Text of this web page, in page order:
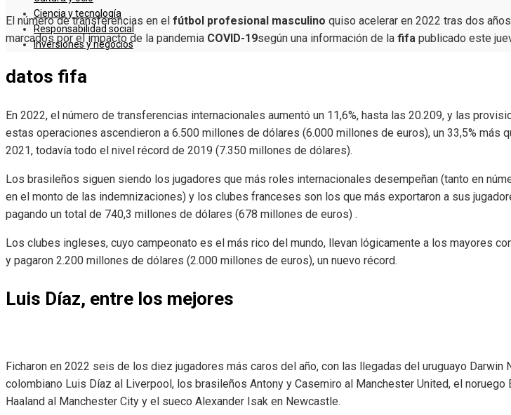
Ciencia y tecnología
Responsabilidad social
Inversiones y negocios
El número de transferencias en el fútbol profesional masculino quiso acelerar en 2022 tras dos años
marcados por el impacto de la pandemia COVID-19según una información de la fifa publicado este
datos fifa
En 2022, el número de transferencias internacionales aumentó un 11,6%, hasta las 20.209, y las
estas operaciones ascendieron a 6.500 millones de dólares (6.000 millones de euros), un 33,5% más
2021, todavía todo el nivel récord de 2019 (7.350 millones de dólares).
Los brasileños siguen siendo los jugadores que más roles internacionales desempeñan (tanto en
en el monto de las indemnizaciones) y los clubes franceses son los que más exportaron a sus
pagando un total de 740,3 millones de dólares (678 millones de euros) .
Los clubes ingleses, cuyo campeonato es el más rico del mundo, llevan lógicamente a los mayores
y pagaron 2.200 millones de dólares (2.000 millones de euros), un nuevo récord.
Luis Díaz, entre los mejores
Ficharon en 2022 seis de los diez jugadores más caros del año, con las llegadas del uruguayo Darwin
colombiano Luis Díaz al Liverpool, los brasileños Antony y Casemiro al Manchester United, el noruego
Haaland al Manchester City y el sueco Alexander Isak en Newcastle.